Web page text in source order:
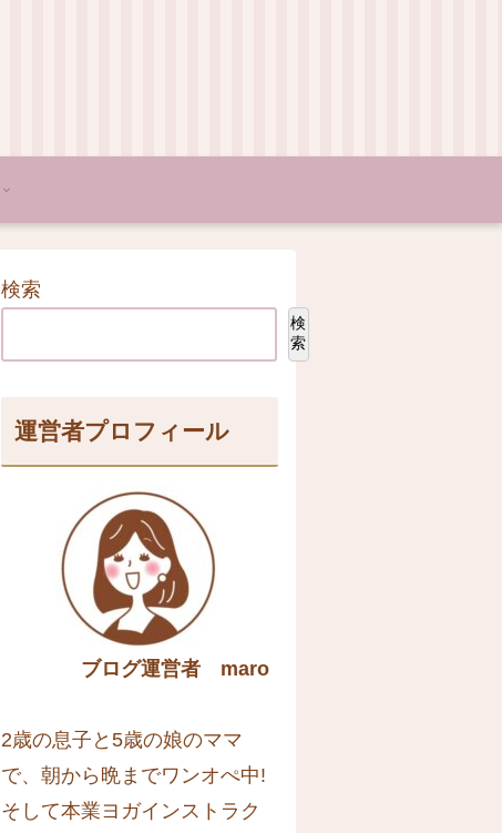
検索
検
索
運営者プロフィール
ブログ運営者 maro
2歳の息子と5歳の娘のママ
で、朝から晩までワンオぺ中!
そして本業ヨガインストラク